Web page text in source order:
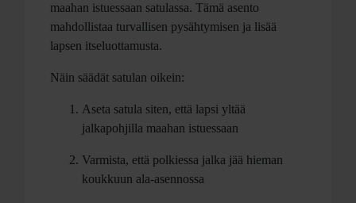
maahan istuessaan satulassa. Tämä asento
mahdollistaa turvallisen pysähtymisen ja lisää
lapsen itseluottamusta.
Näin säädät satulan oikein:
Aseta satula siten, että lapsi yltää
jalkapohjilla maahan istuessaan
Varmista, että polkiessa jalka jää hieman
koukkuun ala-asennossa